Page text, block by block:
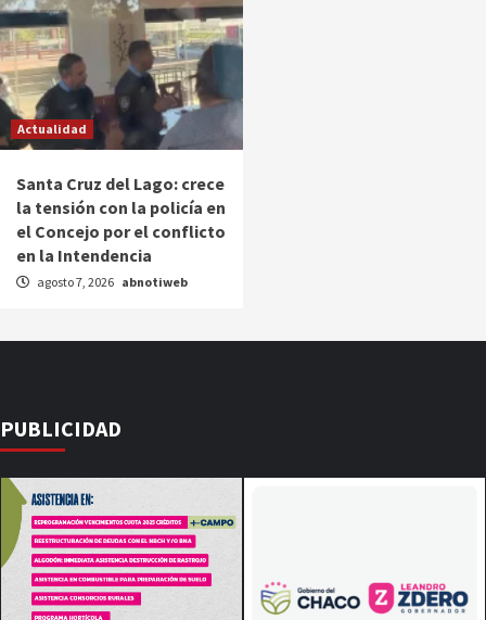
Actualidad
Santa Cruz del Lago: crece
la tensión con la policía en
el Concejo por el conflicto
en la Intendencia
agosto 7, 2026 abnotiweb
PUBLICIDAD